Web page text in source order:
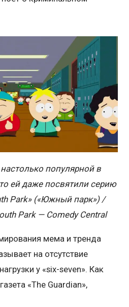
популярной в
ей даже посвятили серию
Park» («Южный парк») /
Park — Comedy Central
мема и тренда
на отсутствие
у «six-seven». Как
«The Guardian»,